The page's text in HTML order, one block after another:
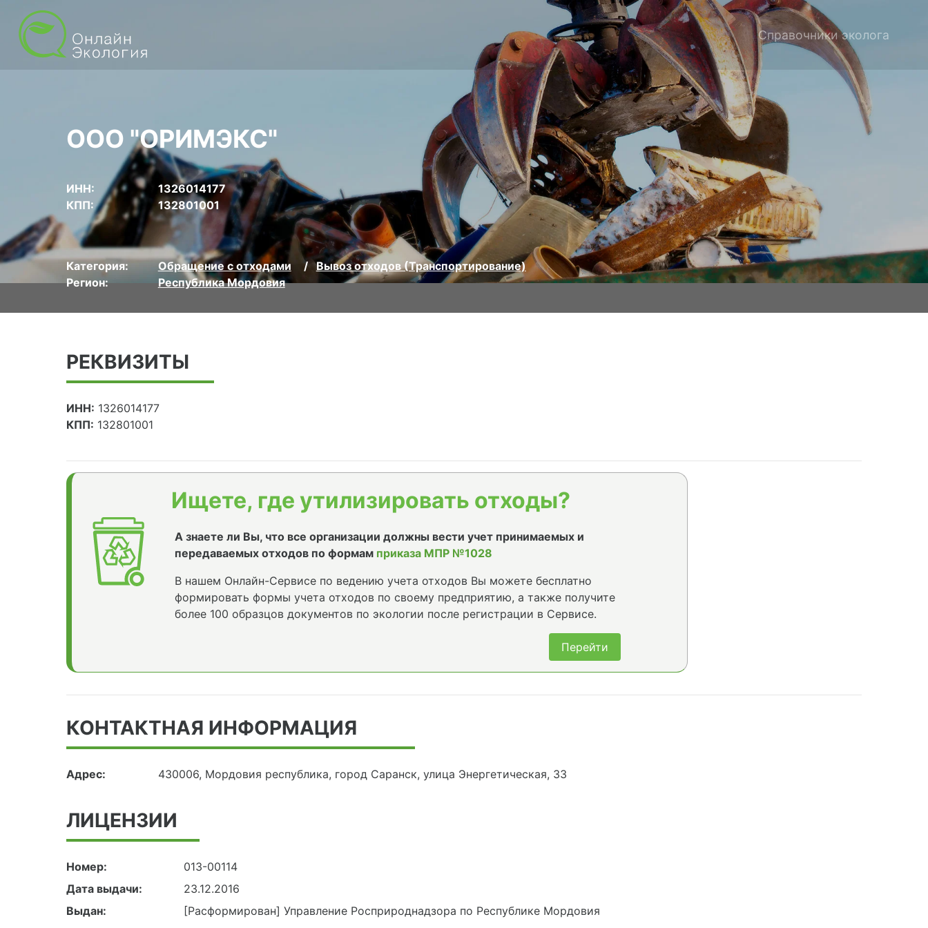
Справочники эколога
ООО "ОРИМЭКС"
ИНН:
1326014177
КПП:
132801001
Категория: Обращение с отходами
Вывоз отходов (Транспортирование)
Регион:
Республика Мордовия
РЕКВИЗИТЫ
ИНН: 1326014177
КПП: 132801001
Ищете, где утилизировать отходы?
А знаете ли Вы, что все организации должны вести учет принимаемых и
передаваемых отходов по формам приказа МПР №1028
В нашем Онлайн-Сервисе по ведению учета отходов Вы можете бесплатно
формировать формы учета отходов по своему предприятию, а также получите
более 100 образцов документов по экологии после регистрации в Сервисе.
Перейти
КОНТАКТНАЯ ИНФОРМАЦИЯ
Адрес: 430006, Мордовия республика, город Саранск, улица Энергетическая, 33
ЛИЦЕНЗИИ
Номер:
013-00114
Дата выдачи:
23.12.2016
Выдан:
[Расформирован] Управление Росприроднадзора по Республике Мордовия